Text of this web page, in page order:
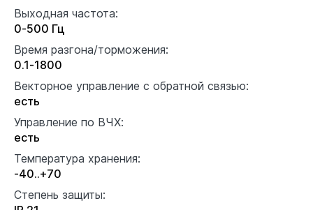
Выходная частота:
0-500 Гц
Время разгона/торможения:
0.1-1800
Векторное управление с обратной связью:
есть
Управление по ВЧХ:
есть
Температура хранения:
-40..+70
Степень защиты: